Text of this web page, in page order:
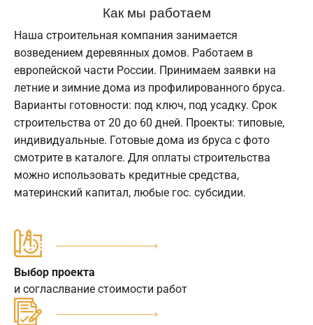
Как мы работаем
Наша строительная компания занимается
возведением деревянных домов. Работаем в
европейской части России. Принимаем заявки на
летние и зимние дома из профилированного бруса.
Варианты готовности: под ключ, под усадку. Срок
строительства от 20 до 60 дней. Проекты: типовые,
индивидуальные. Готовые дома из бруса с фото
смотрите в каталоге. Для оплаты строительства
можно использовать кредитные средства,
материнский капитал, любые гос. субсидии.
Выбор проекта
и согласлвание стоимости работ